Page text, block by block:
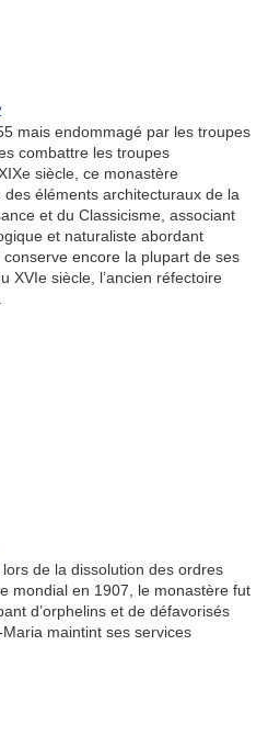
mais endommagé par les troupes
combattre les troupes
siècle, ce monastère
éléments architecturaux de la
et du Classicisme, associant
et naturaliste abordant
encore la plupart de ses
XVIe siècle, l’ancien réfectoire
de la dissolution des ordres
mondial en 1907, le monastère fut
d’orphelins et de défavorisés
Maria maintint ses services